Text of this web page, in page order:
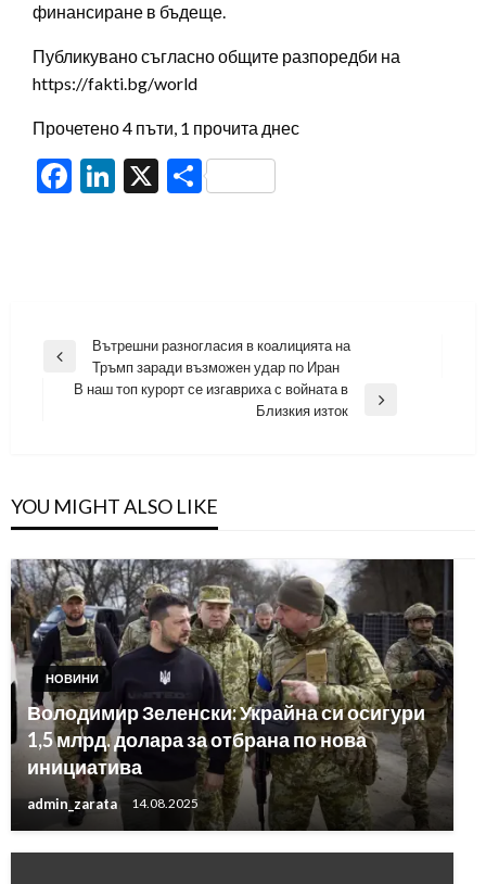
финансиране в бъдеще.
Публикувано съгласно общите разпоредби на
https://fakti.bg/world
Прочетено 4 пъти, 1 прочита днес
Facebook
LinkedIn
X Share
Навигация
Previous
Вътрешни разногласия в коалицията на
Тръмп заради възможен удар по Иран
В наш топ курорт се изгавриха с войната в
Близкия изток
YOU MIGHT ALSO LIKE
НОВИНИ
Володимир Зеленски: Украйна си осигури
1,5 млрд. долара за отбрана по нова
инициатива
admin_zarata 14.08.2025